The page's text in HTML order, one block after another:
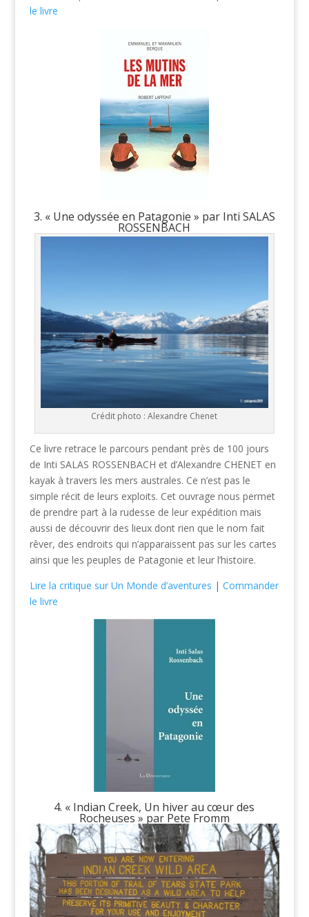
le livre
3. « Une odyssée en Patagonie » par Inti SALAS
ROSSENBACH
Crédit photo : Alexandre Chenet
Ce livre retrace le parcours pendant près de 100 jours
de Inti SALAS ROSSENBACH et d’Alexandre CHENET en
kayak à travers les mers australes. Ce n’est pas le
simple récit de leurs exploits. Cet ouvrage nous permet
de prendre part à la rudesse de leur expédition mais
aussi de découvrir des lieux dont rien que le nom fait
rêver, des endroits qui n’apparaissent pas sur les cartes
ainsi que les peuples de Patagonie et leur l’histoire.
Lire la critique sur Un Monde d’aventures | Commander
le livre
4. « Indian Creek, Un hiver au cœur des
Rocheuses » par Pete Fromm